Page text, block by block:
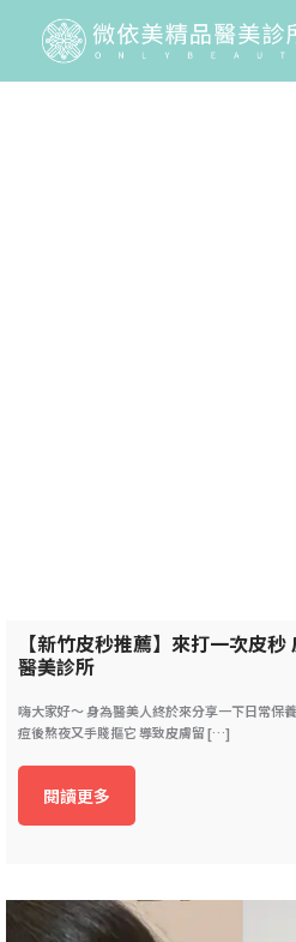
【新竹皮秒推薦】來打一次皮
醫美診所
嗨大家好～ 身為醫美人終於來分享一下日常保
痘後熬夜又手賤摳它 導致皮膚留 […]
閱讀更多